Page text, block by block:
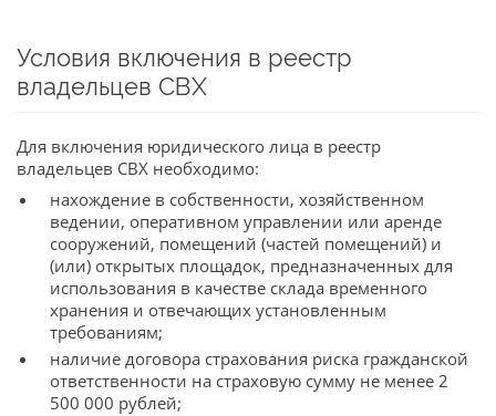
Условия включения в реестр
владельцев СВХ
Для включения юридического лица в реестр
владельцев СВХ необходимо:
нахождение в собственности, хозяйственном
ведении, оперативном управлении или аренде
сооружений, помещений (частей помещений) и
(или) открытых площадок, предназначенных для
использования в качестве склада временного
хранения и отвечающих установленным
требованиям;
наличие договора страхования риска гражданской
ответственности на страховую сумму не менее 2
500 000 рублей;